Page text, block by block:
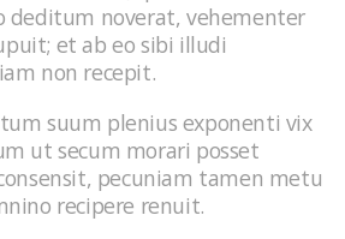
deditum noverat, vehementer
et ab eo sibi illudi
non recepit.
suum plenius exponenti vix
ut secum morari posset
pecuniam tamen metu
recipere renuit.